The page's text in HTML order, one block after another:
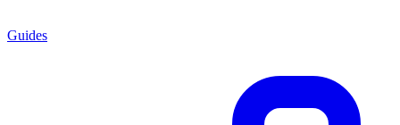
Guides